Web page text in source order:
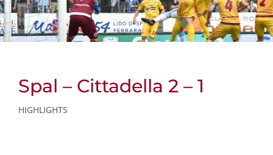
Spal – Cittadella 2 – 1
HIGHLIGHTS